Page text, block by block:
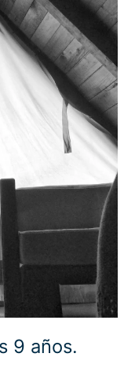
9 años.